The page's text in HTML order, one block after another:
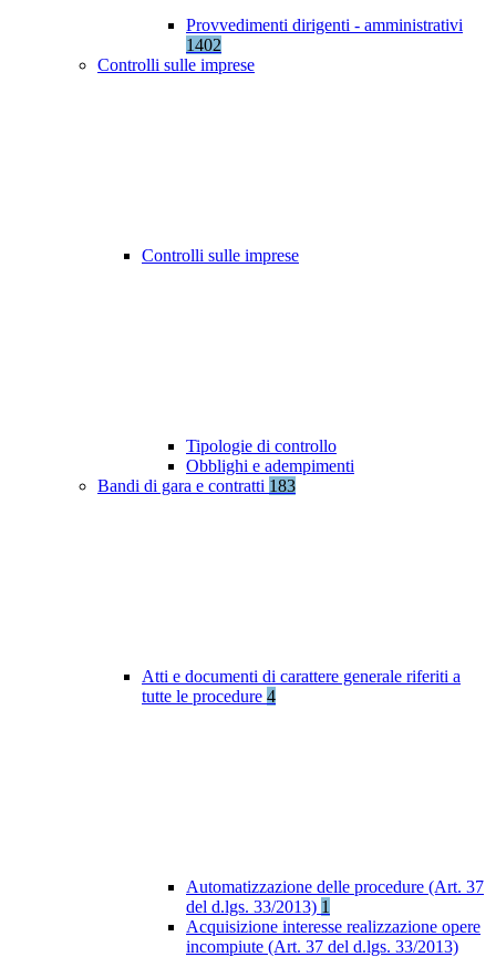
Provvedimenti dirigenti - amministrativi
1402
Controlli sulle imprese
Controlli sulle imprese
Tipologie di controllo
Obblighi e adempimenti
Bandi di gara e contratti 183
Atti e documenti di carattere generale riferiti a
tutte le procedure 4
Automatizzazione delle procedure (Art. 37
del d.lgs. 33/2013) 1
Acquisizione interesse realizzazione opere
incompiute (Art. 37 del d.lgs. 33/2013)